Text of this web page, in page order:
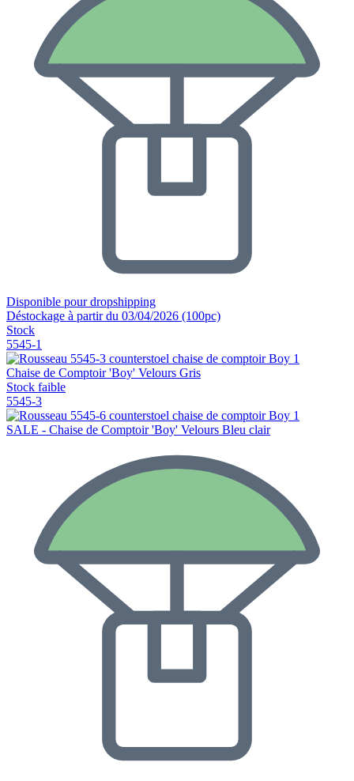
Disponible pour dropshipping
Déstockage à partir du 03/04/2026 (100pc)
Stock
5545-1
Chaise de Comptoir 'Boy' Velours Gris
Stock faible
5545-3
SALE - Chaise de Comptoir 'Boy' Velours Bleu clair